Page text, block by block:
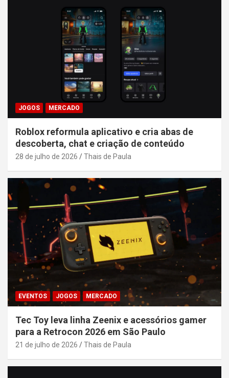
JOGOS MERCADO
Roblox reformula aplicativo e cria abas de
descoberta, chat e criação de conteúdo
28 de julho de 2026 Thais de Paula
EVENTOS JOGOS MERCADO
Tec Toy leva linha Zeenix e acessórios gamer
para a Retrocon 2026 em São Paulo
21 de julho de 2026 Thais de Paula